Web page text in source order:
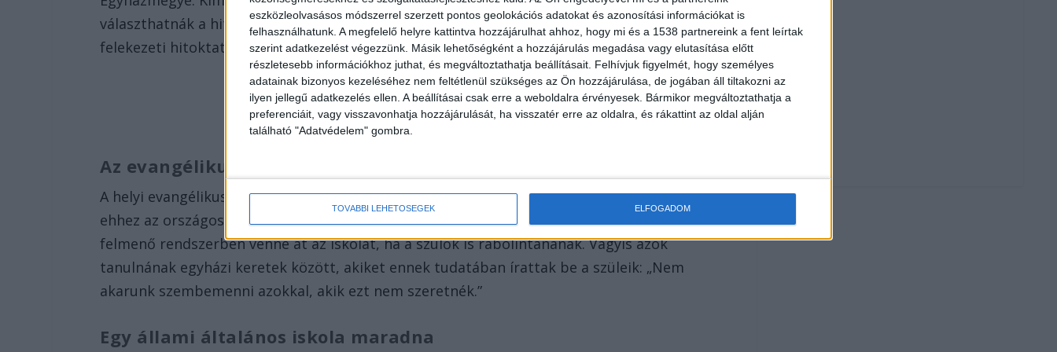
eszközleolvasásos módszerrel szerzett pontos geolokációs adatokat és azonosítási információkat is
felhasználhatunk. A megfelelő helyre kattintva hozzájárulhat ahhoz, hogy mi és a 1538 partnereink a fent leírtak
szerint adatkezelést végezzünk. Másik lehetőségként a hozzájárulás megadása vagy elutasítása előtt
részletesebb információkhoz juthat, és megváltoztathatja beállításait. Felhívjuk figyelmét, hogy személyes
adatainak bizonyos kezeléséhez nem feltétlenül szükséges az Ön hozzájárulása, de jogában áll tiltakozni az
ilyen jellegű adatkezelés ellen. A beállításai csak erre a weboldalra érvényesek. Bármikor megváltoztathatja a
preferenciáit, vagy visszavonhatja hozzájárulását, ha visszatér erre az oldalra, és rákattint az oldal alján
található "Adatvédelem" gombra.
TOVÁBBI LEHETŐSÉGEK ELFOGADOM
választhatnák a hittan helyett az erkölcstant, egyébként általánossá válna az iskolában a
felekezeti hitoktatás.
Az evangélikusok megfontoltabbak
A helyi evangélikus egyházközség szintén jelezte, hogy fenntartásába venné az iskolát, de
ehhez az országos presbitérium felhatalmazására is szükség van. Az egyházközség
felmenő rendszerben venné át az iskolát, ha a szülők is rábólintanának. Vagyis azok
tanulnának egyházi keretek között, akiket ennek tudatában írattak be a szüleik: „Nem
akarunk szembemenni azokkal, akik ezt nem szeretnék.”
Egy állami általános iskola maradna